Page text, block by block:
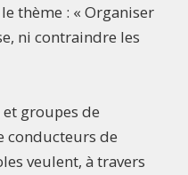
thème : « Organiser
ni contraindre les
groupes de
conducteurs de
veulent, à travers